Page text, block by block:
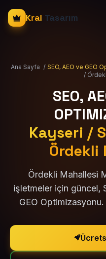
Kral Tasarım
Ana Sayfa / SEO, AEO ve GEO
/
SEO,
Kayseri /
Ördekli
Ördekli Mahallesi
işletmeler için güncel,
GEO